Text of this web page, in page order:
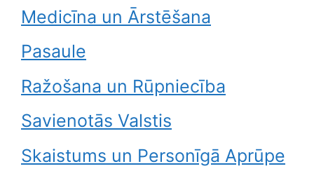
Medicīna un Ārstēšana
Pasaule
Ražošana un Rūpniecība
Savienotās Valstis
Skaistums un Personīgā Aprūpe